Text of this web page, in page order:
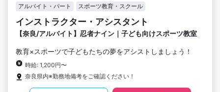
アルバイト・パート スポーツ教育・スクール
インストラクター・アシスタント
【奈良/アルバイト】忍者ナイン｜子ども向けスポーツ教室
教育×スポーツで子どもたちの夢をアシストしましょう！
時給: 1,200円〜
奈良県内※勤務地備考をご確認ください！